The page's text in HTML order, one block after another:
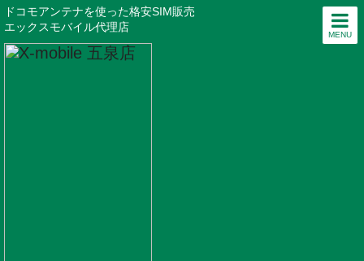
MENU
ドコモアンテナを使った格安SIM販売
エックスモバイル代理店